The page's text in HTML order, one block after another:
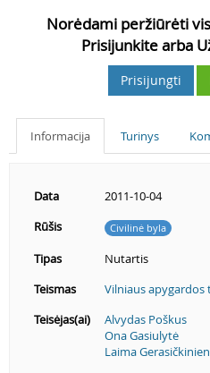
Norėdami peržiūrėti
Prisijunkite arba
Prisijungti
Informacija Turinys
Data
2011-10-04
Rūšis
Civilinė byla
Tipas
Nutartis
Teismas
Vilniaus apygardos
Teisėjas(ai)
Alvydas Poškus
Ona Gasiulytė
Laima